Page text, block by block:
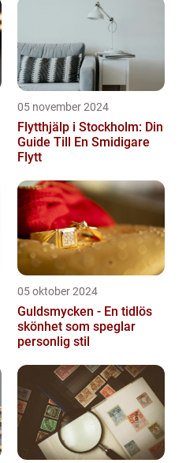
05 november 2024
Flytthjälp i Stockholm: Din
Guide Till En Smidigare
Flytt
05 oktober 2024
Guldsmycken - En tidlös
skönhet som speglar
personlig stil